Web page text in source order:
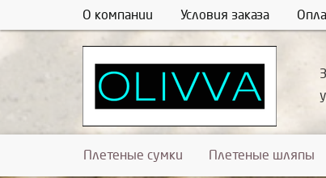
О компании Условия заказа
Плетеные сумки Плетеные шляпы